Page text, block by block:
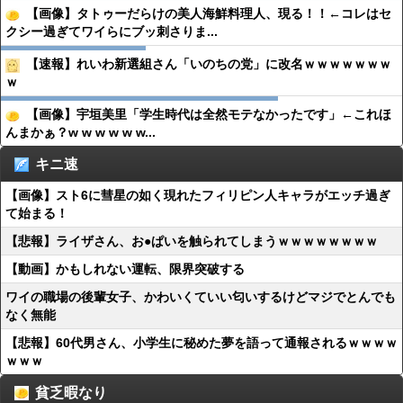
【画像】タトゥーだらけの美人海鮮料理人、現る！！←コレはセ
クシー過ぎてワイらにブッ刺さりま...
【速報】れいわ新選組さん「いのちの党」に改名ｗｗｗｗｗｗｗ
ｗ
【画像】宇垣美里「学生時代は全然モテなかったです」←これほ
んまかぁ？w w w w w w...
キニ速
【画像】スト6に彗星の如く現れたフィリピン人キャラがエッチ過ぎ
て始まる！
【悲報】ライザさん、お●ぱいを触られてしまうｗｗｗｗｗｗｗｗ
【動画】かもしれない運転、限界突破する
ワイの職場の後輩女子、かわいくていい匂いするけどマジでとんでも
なく無能
【悲報】60代男さん、小学生に秘めた夢を語って通報されるｗｗｗｗ
ｗｗｗ
貧乏暇なり